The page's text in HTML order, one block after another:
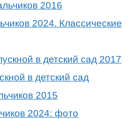
2024. Классические
в детский сад
2024: фото